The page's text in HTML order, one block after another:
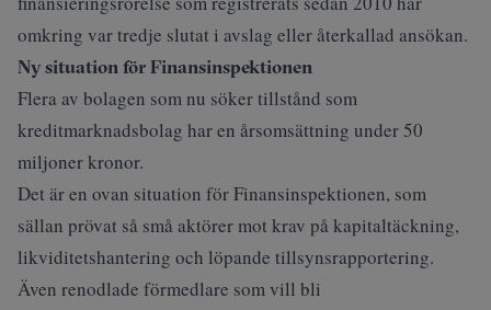
omkring var tredje slutat i avslag eller återkallad ansökan.
Ny situation för Finansinspektionen
Flera av bolagen som nu söker tillstånd som
kreditmarknadsbolag har en årsomsättning under 50
miljoner kronor.
Det är en ovan situation för Finansinspektionen, som
sällan prövat så små aktörer mot krav på kapitaltäckning,
likviditetshantering och löpande tillsynsrapportering.
Även renodlade förmedlare som vill bli